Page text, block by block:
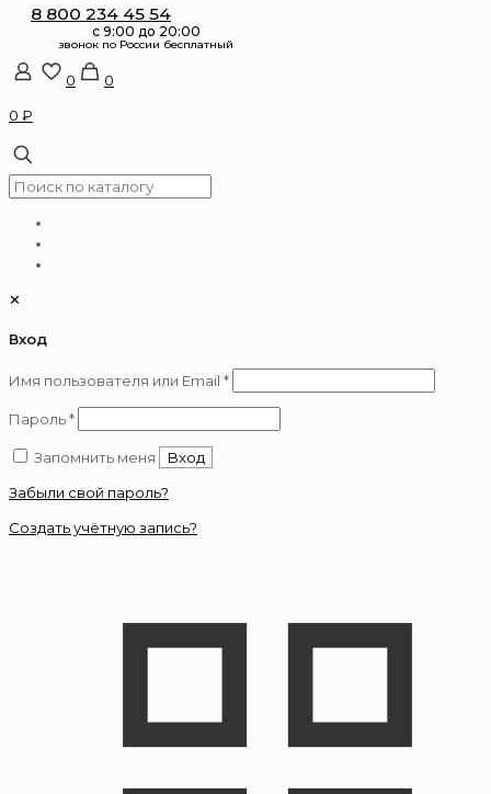
8 800 234 45 54
0
0
0 ₽
✕
Вход
Имя пользователя или Email *Обязательно
Пароль*Обязательно
Запомнить меня
Вход
Забыли свой пароль?
Создать учётную запись?